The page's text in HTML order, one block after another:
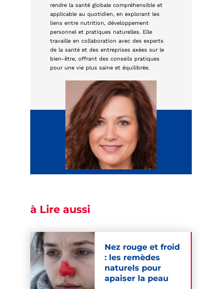
rendre la santé globale compréhensible et
applicable au quotidien, en explorant les
liens entre nutrition, développement
personnel et pratiques naturelles. Elle
travaille en collaboration avec des experts
de la santé et des entreprises axées sur le
bien-être, offrant des conseils pratiques
pour une vie plus saine et équilibrée.
à Lire aussi
Nez rouge et froid
: les remèdes
naturels pour
apaiser la peau